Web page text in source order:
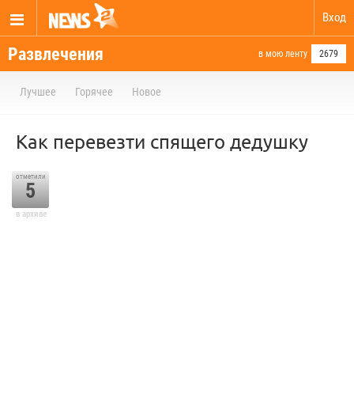
Вход
Развлечения в мою ленту 2679
Лучшее Горячее Новое
Как перевезти спящего дедушку
отметили
5
в архиве